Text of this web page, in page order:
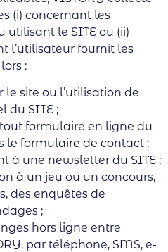
(i) concernant les
le SITE ou (ii)
l’utilisateur fournit les
:
site ou l’utilisation de
du SITE ;
formulaire en ligne du
le formulaire de contact ;
à une newsletter du SITE ;
à un jeu ou un concours,
des enquêtes de
;
hors ligne entre
par téléphone, SMS, e-